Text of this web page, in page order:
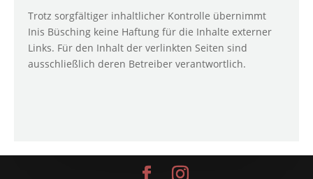
Trotz sorgfältiger inhaltlicher Kontrolle übernimmt
Inis Büsching keine Haftung für die Inhalte externer
Links. Für den Inhalt der verlinkten Seiten sind
ausschließlich deren Betreiber verantwortlich.